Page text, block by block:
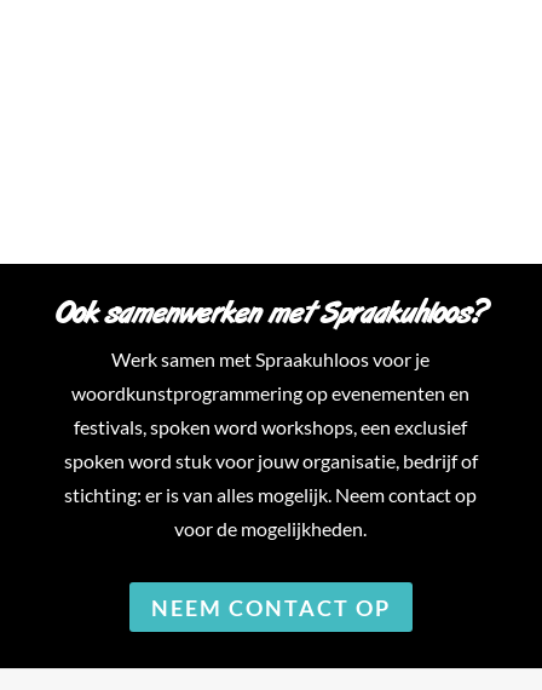
Ook samenwerken met Spraakuhloos?
Werk samen met Spraakuhloos voor je
woordkunstprogrammering op evenementen en
festivals, spoken word workshops, een exclusief
spoken word stuk voor jouw organisatie, bedrijf of
stichting: er is van alles mogelijk. Neem contact op
voor de mogelijkheden.
NEEM CONTACT OP